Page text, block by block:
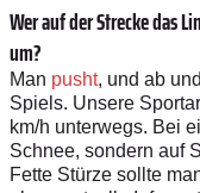
Wer auf der Strecke das
um?
Man pusht, und ab
Spiels. ­Unsere
km/h unterwegs. Bei
Schnee, sondern auf
Fette Stürze sollte